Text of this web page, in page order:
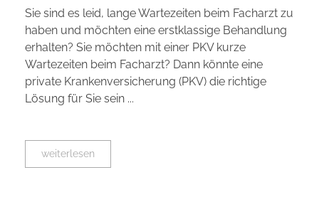
Sie sind es leid, lange Wartezeiten beim Facharzt zu
haben und möchten eine erstklassige Behandlung
erhalten? Sie möchten mit einer PKV kurze
Wartezeiten beim Facharzt? Dann könnte eine
private Krankenversicherung (PKV) die richtige
Lösung für Sie sein ...
weiterlesen